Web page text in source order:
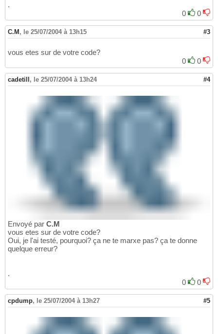
16
17
18
begin
  ChangeCaption
end;
.
0
0
C.M , le 25/07/2004 à 13h15 #3
vous etes sur de votre code?
0
0
cadetill , le 25/07/2004 à 13h24 #4
Envoyé par C.M
vous etes sur de votre code?
Oui, je l'ai testé, pourquoi? ça ne te marxe pas? ça te donne
quelque erreur?
.
0
0
cpdump, le 25/07/2004 à 13h27 #5